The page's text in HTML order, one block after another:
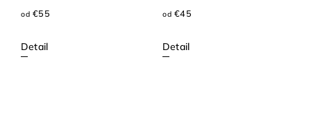
od €55
Detail
od €45
Detail